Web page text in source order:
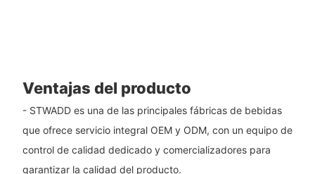
Ventajas del producto
- STWADD es una de las principales fábricas de bebidas
que ofrece servicio integral OEM y ODM, con un equipo de
control de calidad dedicado y comercializadores para
garantizar la calidad del producto.